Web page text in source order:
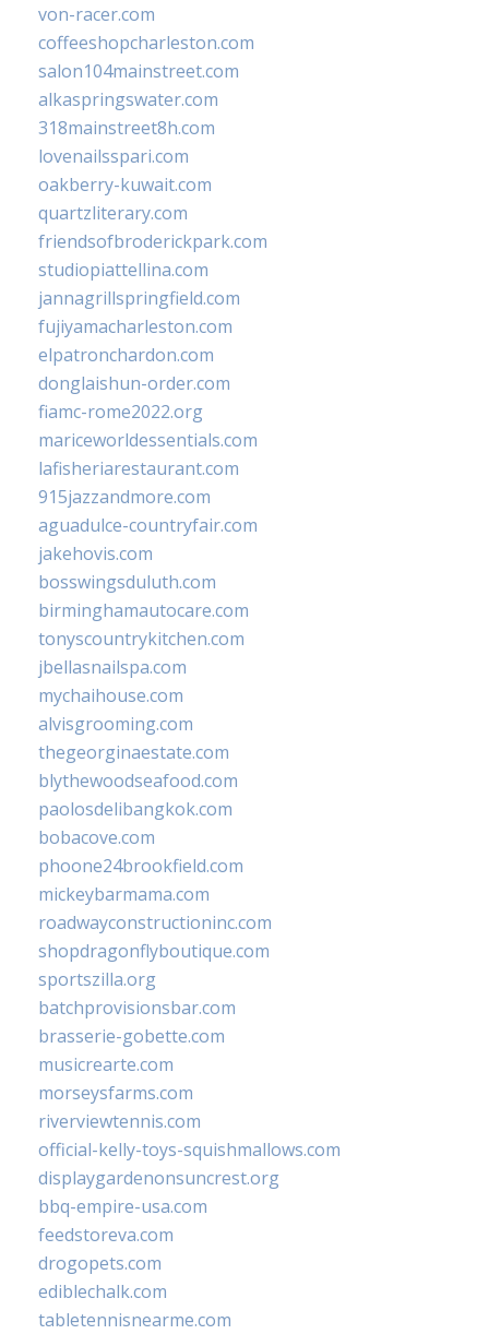
von-racer.com
coffeeshopcharleston.com
salon104mainstreet.com
alkaspringswater.com
318mainstreet8h.com
lovenailsspari.com
oakberry-kuwait.com
quartzliterary.com
friendsofbroderickpark.com
studiopiattellina.com
jannagrillspringfield.com
fujiyamacharleston.com
elpatronchardon.com
donglaishun-order.com
fiamc-rome2022.org
mariceworldessentials.com
lafisheriarestaurant.com
915jazzandmore.com
aguadulce-countryfair.com
jakehovis.com
bosswingsduluth.com
birminghamautocare.com
tonyscountrykitchen.com
jbellasnailspa.com
mychaihouse.com
alvisgrooming.com
thegeorginaestate.com
blythewoodseafood.com
paolosdelibangkok.com
bobacove.com
phoone24brookfield.com
mickeybarmama.com
roadwayconstructioninc.com
shopdragonflyboutique.com
sportszilla.org
batchprovisionsbar.com
brasserie-gobette.com
musicrearte.com
morseysfarms.com
riverviewtennis.com
official-kelly-toys-squishmallows.com
displaygardenonsuncrest.org
bbq-empire-usa.com
feedstoreva.com
drogopets.com
ediblechalk.com
tabletennisnearme.com